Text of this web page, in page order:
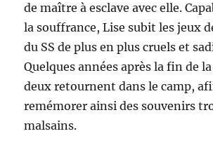
de maître à esclave avec elle.
la souffrance, Lise subit les jeux
du SS de plus en plus cruels et
Quelques années après la fin de
deux retournent dans le camp,
remémorer ainsi des souvenirs
malsains.